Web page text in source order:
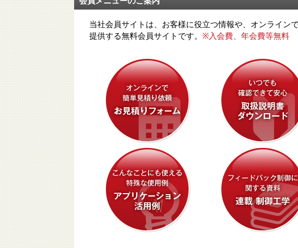
当社会員サイトは、お客様に役立つ情報や、オンライン
提供する無料会員サイトです。 ※入会費、年会費等無料